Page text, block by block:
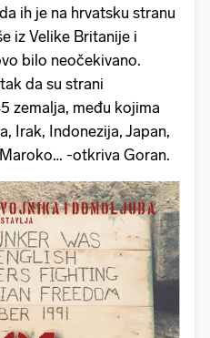
ih je na hrvatsku stranu
iz Velike Britanije i
bilo neočekivano.
da su strani
zemalja, među kojima
Irak, Indonezija, Japan,
-otkriva Goran.